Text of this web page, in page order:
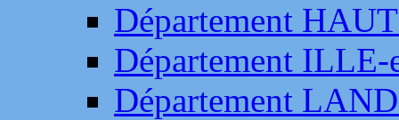
Département
Département
Département